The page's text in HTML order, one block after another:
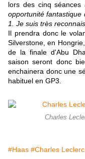
lors des cinq
opportunité
1. Je suis très
Il prendra donc le
Silverstone, en
de la finale d'Abu
saison seront donc
enchainera donc une
habituel en GP3.
Charles
#Haas #Charles Leclerc